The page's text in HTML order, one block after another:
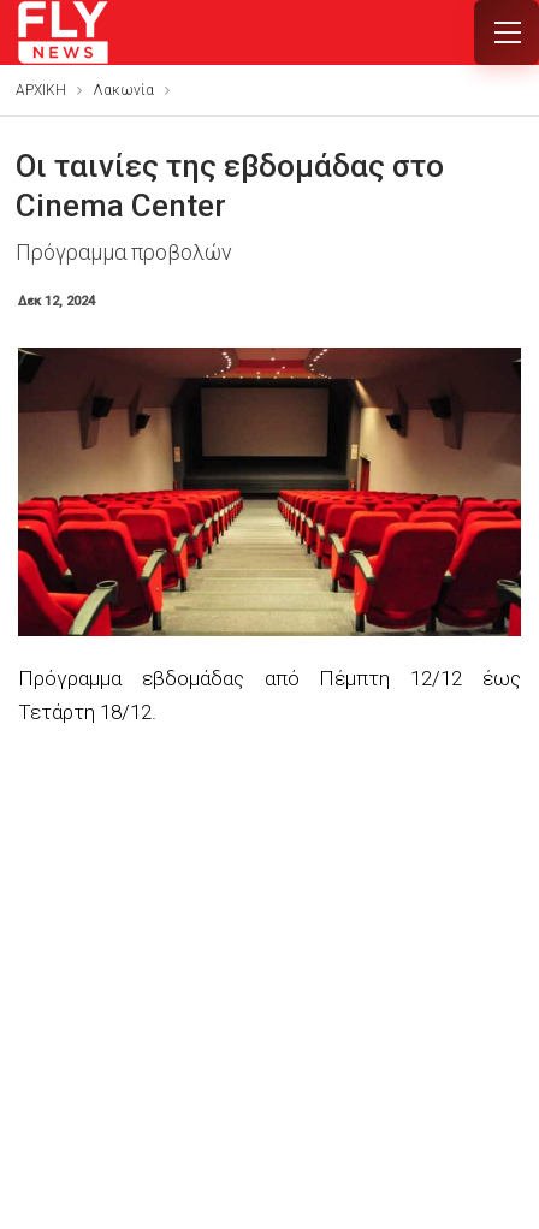
ΑΡΧΙΚΗ Λακωνία
Οι ταινίες της εβδομάδας στο
Cinema Center
Πρόγραμμα προβολών
Δεκ 12, 2024
Πρόγραμμα εβδομάδας από Πέμπτη 12/12 έως
Τετάρτη 18/12.